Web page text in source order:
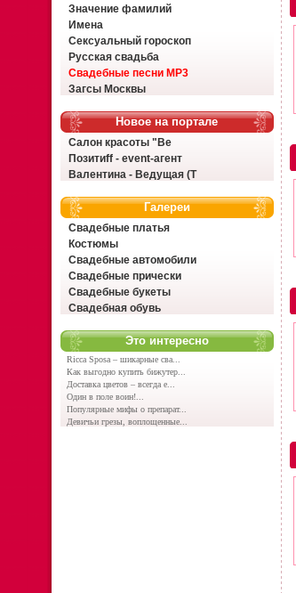
Значение фамилий
Имена
Сексуальный гороскоп
Русская свадьба
Свадебные песни MP3
Загсы Москвы
Новое на портале
Салон красоты "Ве
Позитиff - event-агент
Валентина - Ведущая (Т
Галереи
Свадебные платья
Костюмы
Свадебные автомобили
Свадебные прически
Свадебные букеты
Свадебная обувь
Это интересно
Ricca Sposa – шикарные сва...
Как выгодно купить бижутер...
Доставка цветов – всегда е...
Один в поле воин!...
Популярные мифы о препарат...
Девичьи грезы, воплощенные...